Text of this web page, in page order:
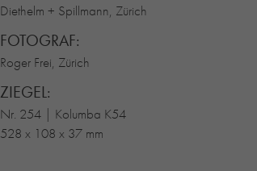
Diethelm + Spillmann, Zürich
FOTOGRAF:
Roger Frei, Zürich
ZIEGEL:
Nr. 254 | Kolumba K54
528 x 108 x 37 mm